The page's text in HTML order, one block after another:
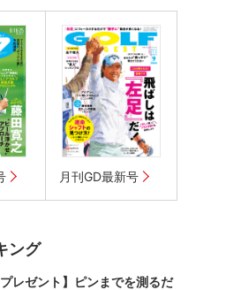
月刊GD最新号
ング
プレゼント】ピンまでを測るだ